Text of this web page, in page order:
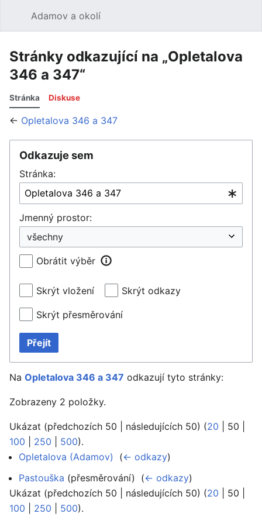
Adamov a okolí
Stránky odkazující na „Opletalova
346 a 347“
Stránka Diskuse
← Opletalova 346 a 347
Odkazuje sem
Stránka:
Jmenný prostor:
Obrátit výběr
Skrýt vložení Skrýt odkazy
Skrýt přesměrování
Přejít
Na Opletalova 346 a 347 odkazují tyto stránky:
Zobrazeny 2 položky.
Ukázat (předchozích 50 následujících 50) (20 50
100
250 500).
Opletalova (Adamov)
(← odkazy)
Pastouška (přesměrování) ‎ (← odkazy)
Ukázat (předchozích 50 následujících 50) (20 50
100
250 500).